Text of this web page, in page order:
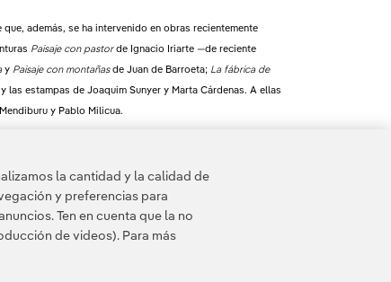
además, se ha intervenido en obras recientemente
Paisaje con pastorde Ignacio Iriarte —de reciente
y Paisaje con montañasde Juan de Barroeta; La fábrica de
las estampas de Joaquim Sunyer y Marta Cárdenas. A ellas
y Pablo Milicua.
12:30 h; en castellano y en euskera el último domingo de
la cantidad y la calidad de
y preferencias para
Ten en cuenta que la no
de videos). Para más